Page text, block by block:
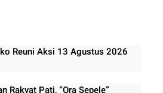
Reuni Aksi 13 Agustus 2026
Rakyat Pati, “Ora Sepele”